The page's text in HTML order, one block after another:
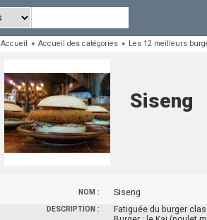
Accueil » Accueil des catégories » Les 12 meilleurs
Siseng
NOM : Siseng
DESCRIPTION :
Fatiguée du burger